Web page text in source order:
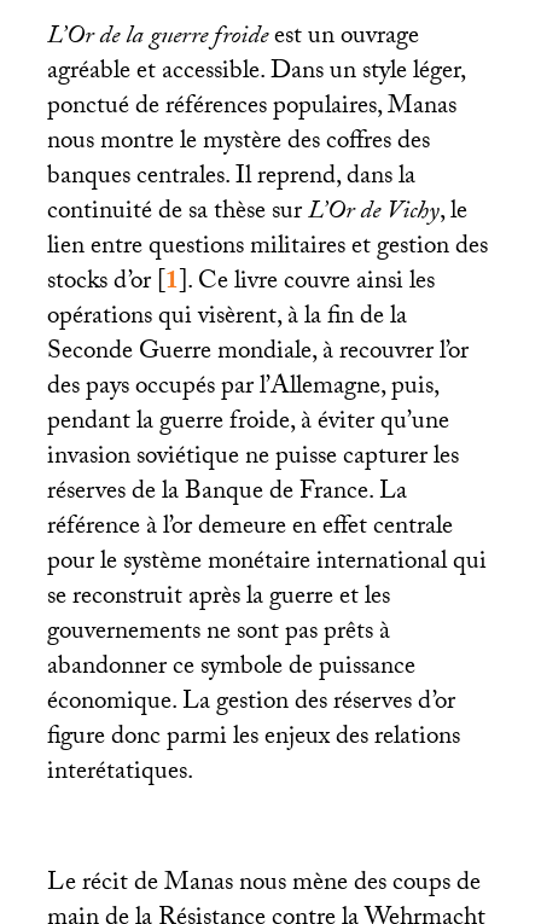
L’Or de la guerre froideest un ouvrage
agréable et accessible. Dans un style léger,
ponctué de références populaires, Manas
nous montre le mystère des coffres des
banques centrales. Il reprend, dans la
continuité de sa thèse surL’Or de Vichy, le
lien entre questions militaires et gestion des
stocks d’or[1]. Ce livre couvre ainsi les
opérations qui visèrent, à la fin de la
Seconde Guerre mondiale, à recouvrer l’or
des pays occupés par l’Allemagne, puis,
pendant la guerre froide, à éviter qu’une
invasion soviétique ne puisse capturer les
réserves de la Banque de France. La
référence à l’or demeure en effet centrale
pour le système monétaire international qui
se reconstruit après la guerre et les
gouvernements ne sont pas prêts à
abandonner ce symbole de puissance
économique. La gestion des réserves d’or
figure donc parmi les enjeux des relations
interétatiques.
Le récit de Manas nous mène des coups de